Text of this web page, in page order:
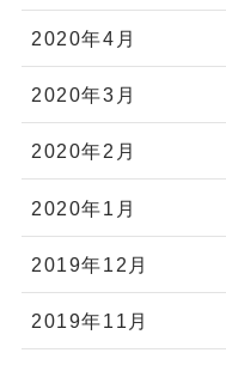
2020年4月
2020年3月
2020年2月
2020年1月
2019年12月
2019年11月